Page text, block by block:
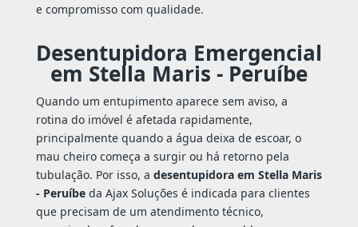
e compromisso com qualidade.
Desentupidora Emergencial
em Stella Maris - Peruíbe
Quando um entupimento aparece sem aviso, a
rotina do imóvel é afetada rapidamente,
principalmente quando a água deixa de escoar, o
mau cheiro começa a surgir ou há retorno pela
tubulação. Por isso, a desentupidora em Stella Maris
- Peruíbeda Ajax Soluções é indicada para clientes
que precisam de um atendimento técnico,